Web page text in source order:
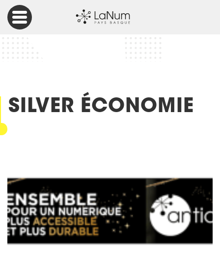
Articles
SILVER ÉCONOMIE